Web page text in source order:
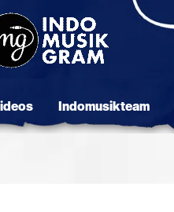
Indomusikteam